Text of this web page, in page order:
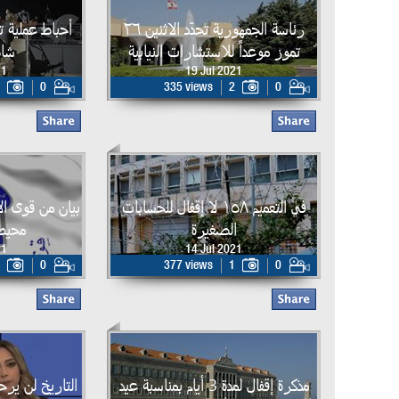
رئاسة الجمهورية تحدّد الاثنين ٢٦
تموز موعداً للاستشارات النيابية
19 Jul 2021
335 views
2 0
أحباط
0
في التعميم ١٥٨ لا إقفال للحسابات
الصغيرة
14 Jul 2021
377 views
1 0
بيان من قوى
0
مذكرة إقفال لمدة 3 أيام بمناسبة عيد
التاريخ لن